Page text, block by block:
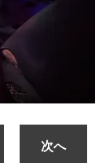
次へ